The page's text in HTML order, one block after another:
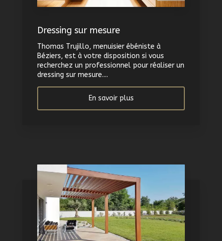
Dressing sur mesure
Thomas Trujillo, menuisier ébéniste à
Béziers, est à votre disposition si vous
recherchez un professionnel pour réaliser un
dressing sur mesure....
En savoir plus